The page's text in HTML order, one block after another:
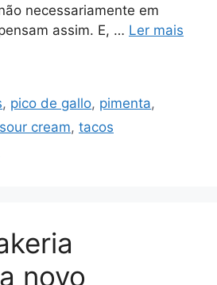
necessariamente em
assim. E, … Ler mais
, pico de gallo, pimenta,
sour cream, tacos
novo